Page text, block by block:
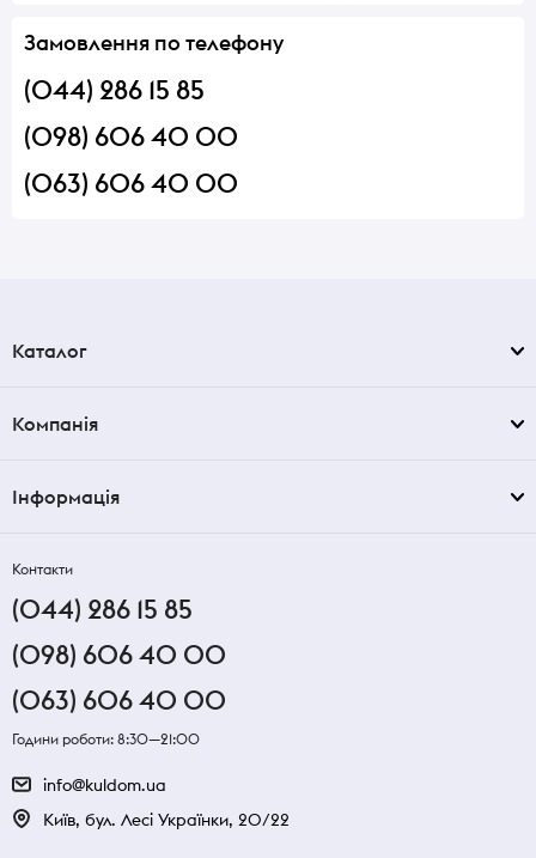
Замовлення по телефону
(044) 286 15 85
(098) 606 40 00
(063) 606 40 00
Каталог
Компанія
Інформація
Контакти
(044) 286 15 85
(098) 606 40 00
(063) 606 40 00
Години роботи: 8:30—21:00
info@kuldom.ua
Київ, бул. Лесі Українки, 20/22